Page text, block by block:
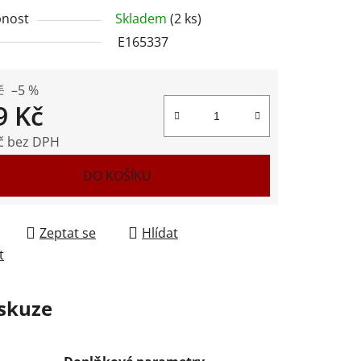
Skladem (2 ks)
E165337
–5 %
Kč
bez DPH
DO KOŠÍKU
Zeptat se
Hlídat